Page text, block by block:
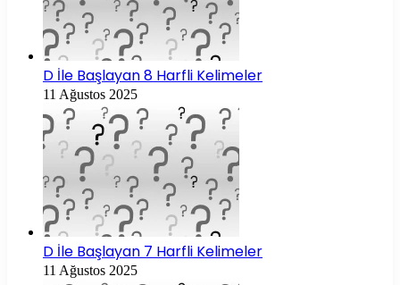
D İle Başlayan 8 Harfli Kelimeler
11 Ağustos 2025
D İle Başlayan 7 Harfli Kelimeler
11 Ağustos 2025